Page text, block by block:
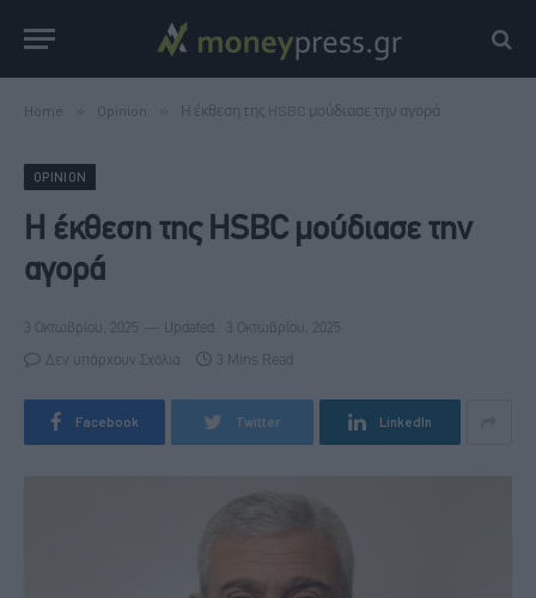
Home Opinion Η έκθεση της HSBC μούδιασε την αγορά
OPINION
Η έκθεση της HSBC μούδιασε την
αγορά
3 Οκτωβρίου, 2025 Updated: 3 Οκτωβρίου, 2025
Δεν υπάρχουν Σχόλια 3 Mins Read
Facebook Twitter LinkedIn